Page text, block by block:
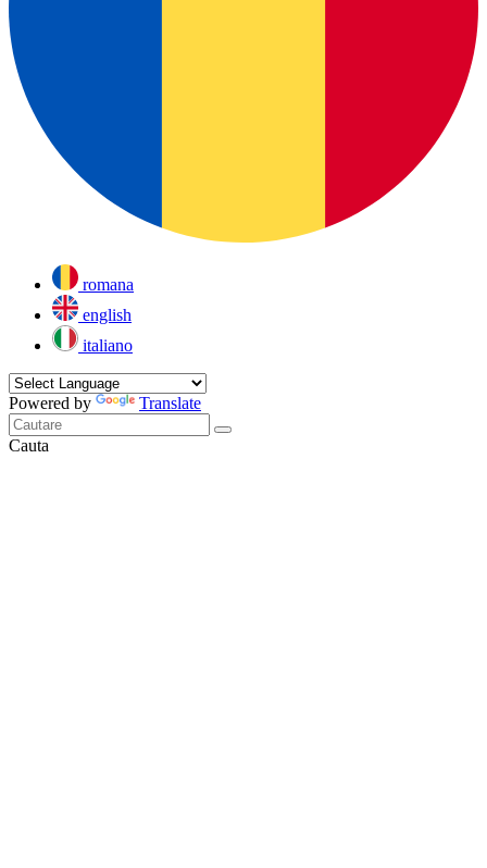
romana
english
italiano
Powered by Translate
Cauta